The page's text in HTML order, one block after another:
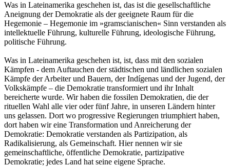
Was in Lateinamerika geschehen ist, das ist die gesellschaftliche
Aneignung der Demokratie als der geeignete Raum für die
Hegemonie – Hegemonie im »gramscianischen« Sinn verstanden als
intellektuelle Führung, kulturelle Führung, ideologische Führung,
politische Führung.
Was in Lateinamerika geschehen ist, ist, dass mit den sozialen
Kämpfen - dem Auftauchen der städtischen und ländlichen sozialen
Kämpfe der Arbeiter und Bauern, der Indígenas und der Jugend, der
Volkskämpfe – die Demokratie transformiert und ihr Inhalt
bereicherte wurde. Wir haben die fossilen Demokratien, die der
rituellen Wahl alle vier oder fünf Jahre, in unseren Ländern hinter
uns gelassen. Dort wo progressive Regierungen triumphiert haben,
dort haben wir eine Transformation und Anreicherung der
Demokratie: Demokratie verstanden als Partizipation, als
Radikalisierung, als Gemeinschaft. Hier nennen wir sie
gemeinschaftliche, öffentliche Demokratie, partizipative
Demokratie; jedes Land hat seine eigene Sprache.